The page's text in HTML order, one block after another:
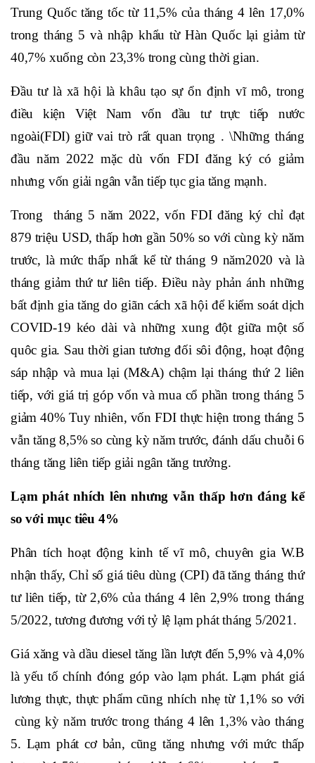
Trung Quốc tăng tốc từ 11,5% của tháng 4 lên 17,0%
trong tháng 5 và nhập khẩu từ Hàn Quốc lại giảm từ
40,7% xuống còn 23,3% trong cùng thời gian.
Đầu tư là xã hội là khâu tạo sự ổn định vĩ mô, trong
điều kiện Việt Nam vốn đầu tư trực tiếp nước
ngoài(FDI) giữ vai trò rất quan trọng . \Những tháng
đầu năm 2022 mặc dù vốn FDI đăng ký có giảm
nhưng vốn giải ngân vẫn tiếp tục gia tăng mạnh.
Trong tháng 5 năm 2022, vốn FDI đăng ký chỉ đạt
879 triệu USD, thấp hơn gần 50% so với cùng kỳ năm
trước, là mức thấp nhất kể từ tháng 9 năm2020 và là
tháng giảm thứ tư liên tiếp. Điều này phản ánh những
bất định gia tăng do giãn cách xã hội để kiểm soát dịch
COVID-19 kéo dài và những xung đột giữa một số
quôc gia. Sau thời gian tương đối sôi động, hoạt động
sáp nhập và mua lại (M&A) chậm lại tháng thứ 2 liên
tiếp, với giá trị góp vốn và mua cổ phần trong tháng 5
giảm 40% Tuy nhiên, vốn FDI thực hiện trong tháng 5
vẫn tăng 8,5% so cùng kỳ năm trước, đánh dấu chuỗi 6
tháng tăng liên tiếp giải ngân tăng trưởng.
Lạm phát nhích lên nhưng vẫn thấp hơn đáng kể
so với mục tiêu 4%
Phân tích hoạt động kinh tế vĩ mô, chuyên gia W.B
nhận thấy, Chỉ số giá tiêu dùng (CPI) đã tăng tháng thứ
tư liên tiếp, từ 2,6% của tháng 4 lên 2,9% trong tháng
5/2022, tương đương với tỷ lệ lạm phát tháng 5/2021.
Giá xăng và dầu diesel tăng lần lượt đến 5,9% và 4,0%
là yếu tố chính đóng góp vào lạm phát. Lạm phát giá
lương thực, thực phẩm cũng nhích nhẹ từ 1,1% so với
cùng kỳ năm trước trong tháng 4 lên 1,3% vào tháng
5. Lạm phát cơ bản, cũng tăng nhưng với mức thấp